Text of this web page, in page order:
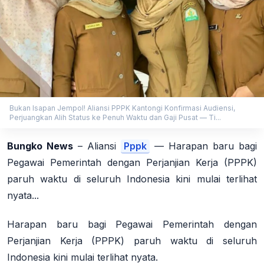
Bukan Isapan Jempol! Aliansi PPPK Kantongi Konfirmasi Audiensi,
Perjuangkan Alih Status ke Penuh Waktu dan Gaji Pusat — Ti...
Bungko News – Aliansi Pppk
— Harapan baru bagi
Pegawai Pemerintah dengan Perjanjian Kerja (PPPK)
paruh waktu di seluruh Indonesia kini mulai terlihat
nyata...
Harapan baru bagi Pegawai Pemerintah dengan
Perjanjian Kerja (PPPK) paruh waktu di seluruh
Indonesia kini mulai terlihat nyata.